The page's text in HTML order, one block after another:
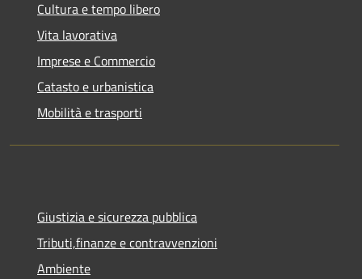
Cultura e tempo libero
Vita lavorativa
Imprese e Commercio
Catasto e urbanistica
Mobilità e trasporti
Giustizia e sicurezza pubblica
Tributi,finanze e contravvenzioni
Ambiente